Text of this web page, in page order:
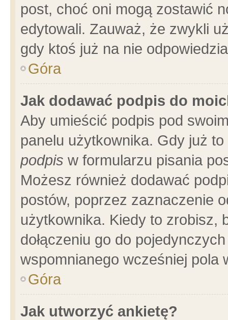
post, choć oni mogą zostawić
edytowali. Zauważ, że zwykli
gdy ktoś już na nie
Góra
Jak dodawać podpis do
Aby umieścić podpis pod
panelu użytkownika. Gdy już
podpis w formularzu pisania
Możesz również dodawać
postów, poprzez zaznaczenie
użytkownika. Kiedy to zrobisz,
dołączeniu go do
wspomnianego wcześniej pola
Góra
Jak utworzyć ankietę?